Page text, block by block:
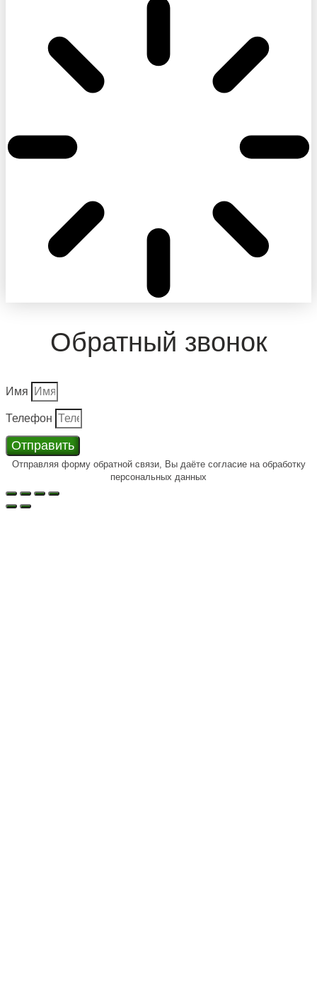
Обратный звонок
Имя
Телефон
Отправить
Отправляя форму обратной связи, Вы даёте согласие на обработку
персональных данных